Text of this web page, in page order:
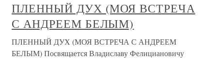
ПЛЕННЫЙ ДУХ (МОЯ ВСТРЕЧА
С АНДРЕЕМ БЕЛЫМ)
ПЛЕННЫЙ ДУХ (МОЯ ВСТРЕЧА С АНДРЕЕМ
БЕЛЫМ) Посвящается Владиславу Фелициановичу